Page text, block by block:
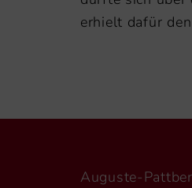
erhielt dafür
Auguste-